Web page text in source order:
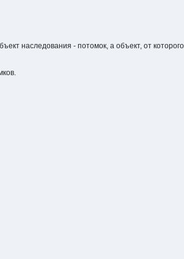
наследования - потомок, а объект, от